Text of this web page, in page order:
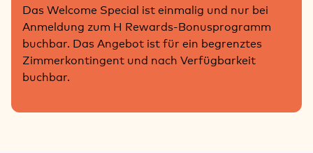
Das Welcome Special ist einmalig und nur bei
Anmeldung zum H Rewards-Bonusprogramm
buchbar. Das Angebot ist für ein begrenztes
Zimmerkontingent und nach Verfügbarkeit
buchbar.